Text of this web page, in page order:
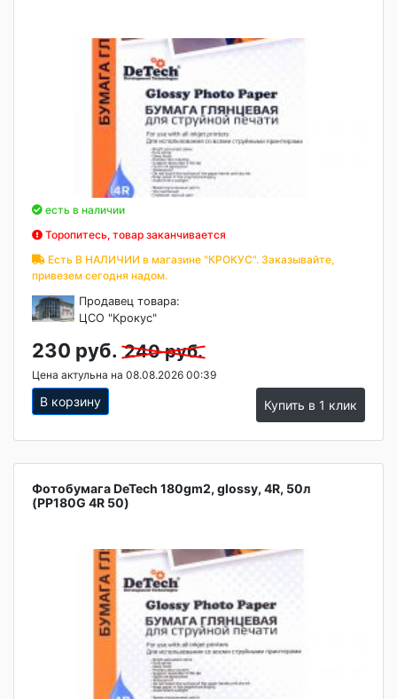
есть в наличии
Торопитесь, товар заканчивается
Есть В НАЛИЧИИ в магазине "КРОКУС". Заказывайте,
привезем сегодня надом.
Продавец товара:
ЦСО "Крокус"
230 руб. 240 руб.
Цена актульна на 08.08.2026 00:39
В корзину Купить в 1 клик
Фотобумага DeTech 180gm2, glossy, 4R, 50л
(PP180G 4R 50)